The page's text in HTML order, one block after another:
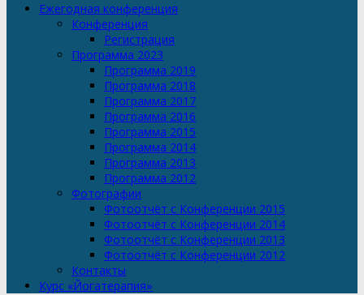
Ежегодная конференция
Конференция
Регистрация
Программа 2023
Программа 2019
Программа 2018
Программа 2017
Программа 2016
Программа 2015
Программа 2014
Программа 2013
Программа 2012
Фотографии
Фотоотчёт с Конференции 2015
Фотоотчёт с Конференции 2014
Фотоотчёт с Конференции 2013
Фотоотчёт с Конференции 2012
Контакты
Курс «Йогатерапия»